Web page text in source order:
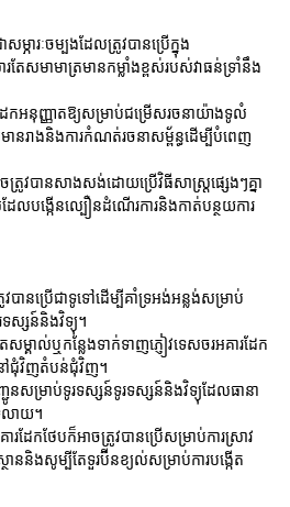
ម្ភារៈចម្បងដែលត្រូវបានប្រើក្នុង
ែសមាមាត្រមានកម្លាំងខ្ពស់របស់វាធន់ទ្រាំនឹង
ែកអនុញ្ញាតឱ្យសម្រាប់ជម្រើសរចនាយ៉ាងទូលំ
រាងនិងការកំណត់រចនាសម្ព័ន្ធដើម្បីបំពេញ
រូវបានសាងសង់ដោយប្រើវិធីសាស្រ្តផ្សេងៗគ្នា
ង្កើនល្បឿនដំណើរការនិងកាត់បន្ថយការ
បានប្រើជាទូទៅដើម្បីគាំទ្រអង់អន្លង់សម្រាប់
ស្សន៍និងវិទ្យុ។
ម្គាល់ឬកន្លែងទាក់ទាញភ្ញៀវទេសចរអគារដែក
ជុំវិញតំបន់ជុំវិញ។
ជូនសម្រាប់ទូរទស្សន៍ទូរទស្សន៍និងវិទ្យុដែលធានា
លាយ។
រដែកថែបក៏អាចត្រូវបានប្រើសម្រាប់ការស្រាវ
ស្ថាននិងសូម្បីតែទួរប៊ីនខ្យល់សម្រាប់ការបង្កើត